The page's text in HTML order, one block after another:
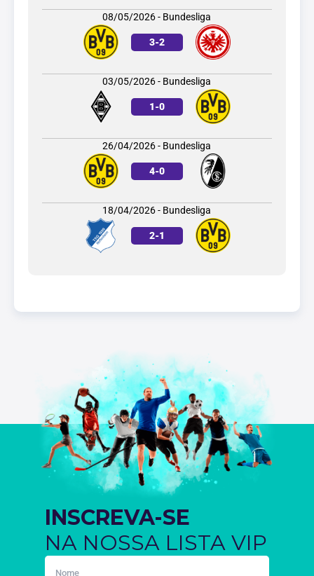
08/05/2026 - Bundesliga
3-2
03/05/2026 - Bundesliga
1-0
26/04/2026 - Bundesliga
4-0
18/04/2026 - Bundesliga
2-1
INSCREVA-SE
NA NOSSA LISTA VIP